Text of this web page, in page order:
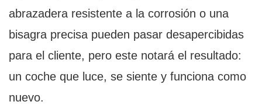
abrazadera resistente a la corrosión o una
bisagra precisa pueden pasar desapercibidas
para el cliente, pero este notará el resultado:
un coche que luce, se siente y funciona como
nuevo.